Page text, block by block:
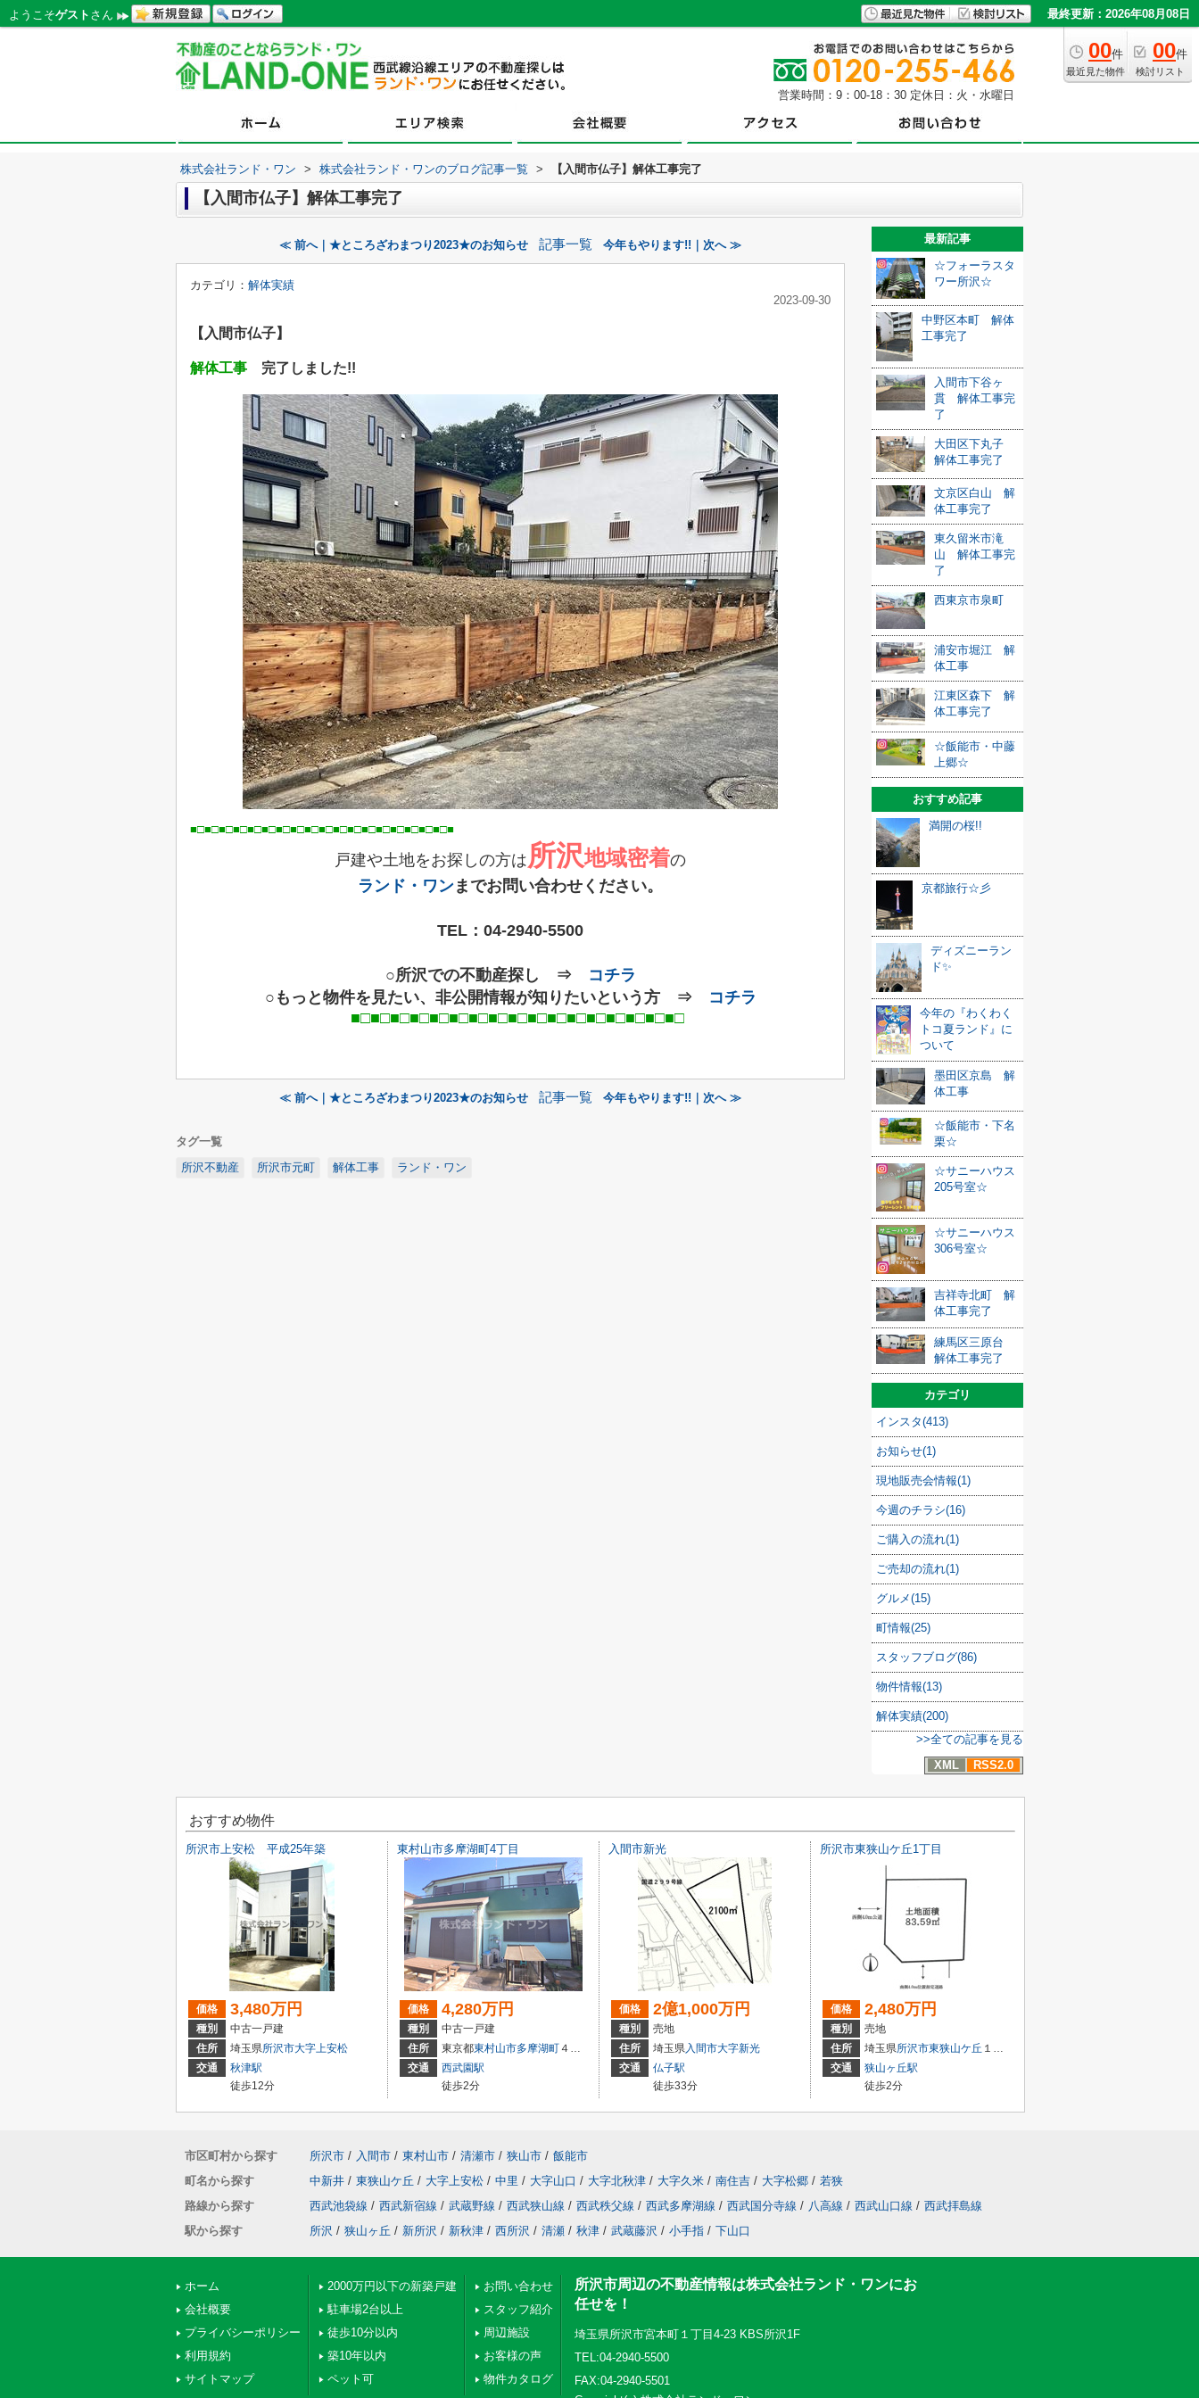
ようこそゲスト さん 最終更新：2026年08月08日
00件
最近見た物件
00件
検討リスト
営業時間：9：00-18：30 定休日：火・水曜日
株式会社ランド・ワン > 株式会社ランド・ワンのブログ記事一覧 > 【入間市仏子】解体工事完了
【入間市仏子】解体工事完了
≪ 前へ｜★ところざわまつり2023★のお知らせ 記事一覧 今年もやります!!｜次へ ≫
カテゴリ： 解体実績
2023-09-30
【入間市仏子】
解体工事 完了しました!!
■□■□■□■□■□■□■□■□■□■□■□■□■□■□■□■□■□■□■
戸建や土地をお探しの方は 所沢地域密着の
ランド・ワンまでお問い合わせください。
TEL： 04-2940-5500
○所沢での不動産探し ⇒
コチラ
○もっと物件を見たい、非公開情報が知りたいという方 ⇒
コチラ
■□■□■□■□■□■□■□■□■□■□■□■□■□■□■□■□■□
≪ 前へ｜★ところざわまつり2023★のお知らせ 記事一覧 今年もやります!!｜次へ ≫
タグ一覧
所沢不動産
所沢市元町 解体工事 ランド・ワン
最新記事
☆フォーラスタ
ワー所沢☆
中野区本町 解体
工事完了
入間市下谷ヶ
貫 解体工事完
了
大田区下丸子
解体工事完了
文京区白山 解
体工事完了
東久留米市滝
山 解体工事完
了
西東京市泉町
浦安市堀江 解
体工事
江東区森下 解
体工事完了
☆飯能市・中藤
上郷☆
おすすめ記事
満開の桜!!
京都旅行☆彡
ディズニーラン
ド✨
今年の『わくわく
トコ夏ランド』に
ついて
墨田区京島 解
体工事
☆飯能市・下名
栗☆
☆サニーハウス
205号室☆
☆サニーハウス
306号室☆
吉祥寺北町 解
体工事完了
練馬区三原台
解体工事完了
カテゴリ
インスタ(413)
お知らせ(1)
現地販売会情報(1)
今週のチラシ(16)
ご購入の流れ(1)
ご売却の流れ(1)
グルメ(15)
町情報(25)
スタッフブログ(86)
物件情報(13)
解体実績(200)
>>全ての記事を見る
XML
RSS2.0
おすすめ物件
所沢市上安松 平成25年築
価格 3,480万円
種別
中古一戸建
住所
埼玉県所沢市大字上安松
交通
秋津駅
徒歩12分
東村山市多摩湖町4丁目
価格 4,280万円
種別
中古一戸建
住所
東京都東村山市多摩湖町４丁目
交通
西武園駅
徒歩2分
入間市新光
価格 2億1,000万円
種別
売地
住所
埼玉県入間市大字新光
交通
仏子駅
徒歩33分
所沢市東狭山ケ丘1丁目
価格 2,480万円
種別
売地
住所
埼玉県所沢市東狭山ケ丘 １丁目
交通
狭山ヶ丘駅
徒歩2分
市区町村から探す 所沢市 / 入間市 / 東村山市 / 清瀬市 / 狭山市 / 飯能市
町名から探す
中新井 / 東狭山ケ丘 / 大字上安松 / 中里 / 大字山口 / 大字北秋津 / 大字久米 / 南住吉 / 大字松郷 / 若狭
路線から探す
西武池袋線 / 西武新宿線 / 武蔵野線 / 西武狭山線 / 西武秩父線 / 西武多摩湖線 / 西武国分寺線 / 八高線 / 西武山口線 / 西武拝島線
駅から探す
所沢 / 狭山ヶ丘 / 新所沢 / 新秋津 / 西所沢 / 清瀬 / 秋津 / 武蔵藤沢 / 小手指 / 下山口
ホーム
会社概要
プライバシーポリシー
利用規約
サイトマップ
2000万円以下の新築戸建
駐車場2台以上
徒歩10分以内
築10年以内
ペット可
お問い合わせ
スタッフ紹介
周辺施設
お客様の声
物件カタログ
所沢市周辺の不動産情報は株式会社ランド・ワンにお
任せを！
埼玉県所沢市宮本町１丁目4-23 KBS所沢1F
TEL:04-2940-5500
FAX:04-2940-5501